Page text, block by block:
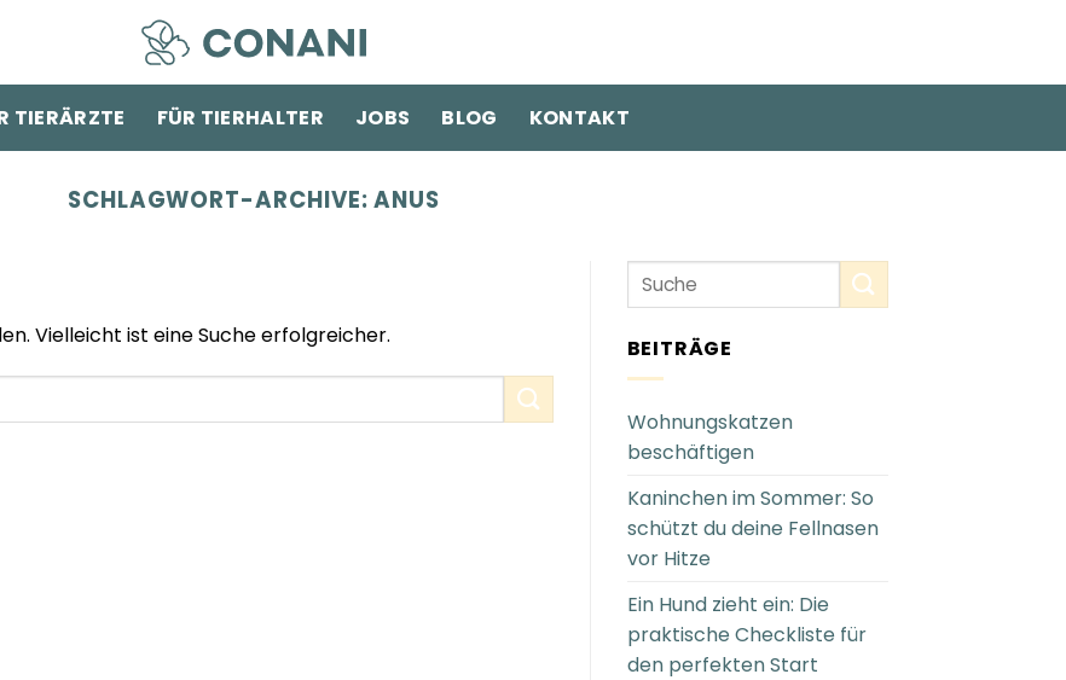
TIERÄRZTE FÜR TIERHALTER JOBS BLOG KONTAKT
SCHLAGWORT-ARCHIVE:ANUS
Vielleicht ist eine Suche erfolgreicher. BEITRÄGE
Wohnungskatzen
beschäftigen
Kaninchen im Sommer: So
schützt du deine Fellnasen
vor Hitze
Ein Hund zieht ein: Die
praktische Checkliste für
den perfekten Start